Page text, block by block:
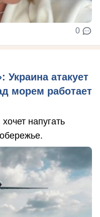
0
атакует
морем работает
напугать